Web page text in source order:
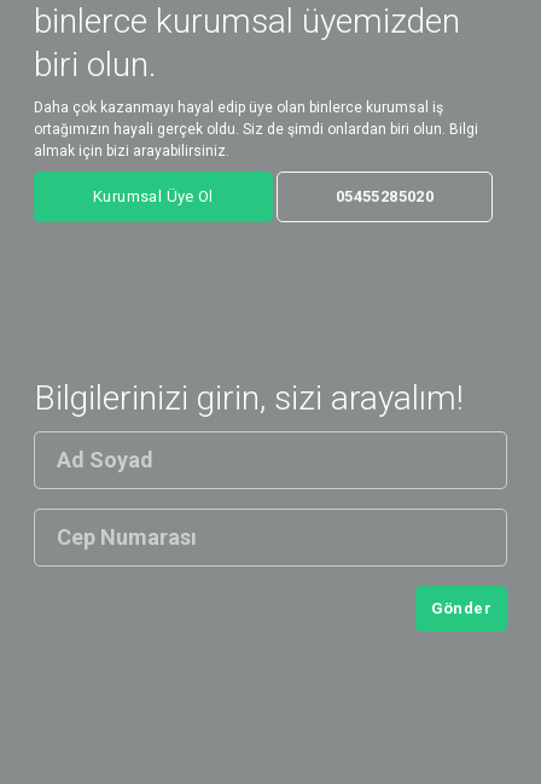
binlerce kurumsal üyemizden
biri olun.
Daha çok kazanmayı hayal edip üye olan binlerce kurumsal iş
ortağımızın hayali gerçek oldu. Siz de şimdi onlardan biri olun. Bilgi
almak için bizi arayabilirsiniz.
Kurumsal Üye Ol 05455285020
Bilgilerinizi girin, sizi arayalım!
Gönder